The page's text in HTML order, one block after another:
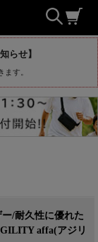
らせ】
す。
/耐久性に優れた
affa(アジリ